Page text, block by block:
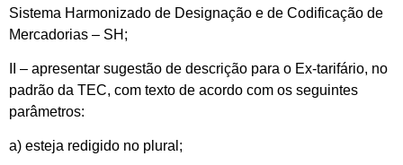
Sistema Harmonizado de Designação e de Codificação de
Mercadorias – SH;
II – apresentar sugestão de descrição para o Ex-tarifário, no
padrão da TEC, com texto de acordo com os seguintes
parâmetros:
a) esteja redigido no plural;